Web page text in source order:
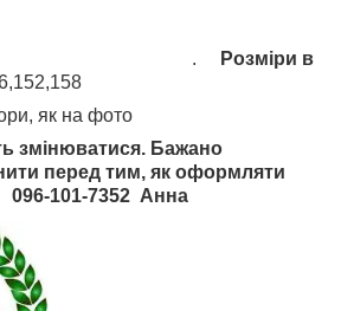
колір
Розміри в
як на фото
змінюватися. Бажано
перед тим, як оформляти
101-7352 Анна